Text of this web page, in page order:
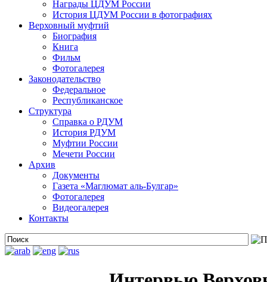
Награды ЦДУМ России
История ЦДУМ России в фотографиях
Верховный муфтий
Биография
Книга
Фильм
Фотогалерея
Законодательство
Федеральное
Республиканское
Структура
Справка о РДУМ
История РДУМ
Муфтии России
Мечети России
Архив
Документы
Газета «Маглюмат аль-Булгар»
Фотогалерея
Видеогалерея
Контакты